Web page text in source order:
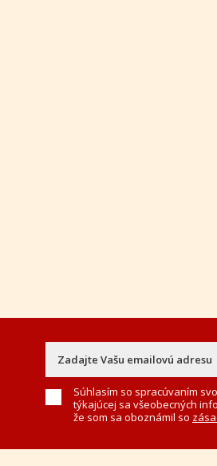
Súhlasím so spracúvaním
týkajúcej sa všeobecných
že som sa oboznámil so